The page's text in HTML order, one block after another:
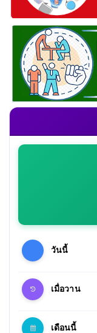
วันนี้
เมื่อวาน
เดือนนี้